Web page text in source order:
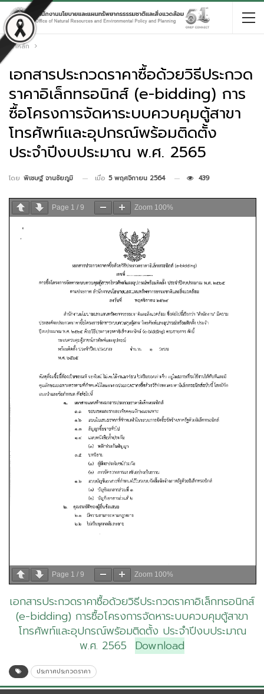
หน้าหลัก
เอกสารประกวดราคาซื้อด้วยวิธีประกวด
ราคาอิเล็กทรอนิกส์ (e-bidding) การ
ซื้อโครงการจัดหาระบบควบคุมตู้สาขา
โทรศัพท์และอุปกรณ์พร้อมติดตั้ง
ประจำปีงบประมาณ พ.ศ. 2565
โดย พิเชษฐ์ จานชัยภูมิ เมื่อ 5 พฤศจิกายน 2564 439
Page 1 / 9 Zoom 100%
Page 1 / 9 Zoom 100%
เอกสารประกวดราคาซื้อด้วยวิธีประกวดราคาอิเล็กทรอนิกส์
(e-bidding) การซื้อโครงการจัดหาระบบควบคุมตู้สาขา
โทรศัพท์และอุปกรณ์พร้อมติดตั้ง ประจำปีงบประมาณ
พ.ศ. 2565 Download
ประกาศประกวดราคา